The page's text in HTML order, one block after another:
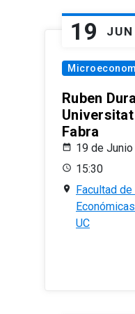
19 JUN
Ruben
Fabra
19 de
15:30
Facultad
UC